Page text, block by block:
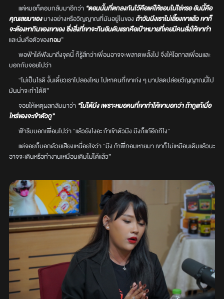
แต่หมอก็ตอบกลับมาอีกว่า “ตอนนั้นที่ตกลงกันไว้คือแค่ให้ชอบไม่ใช่หรอ อันนี้คือ
คุณเลยมาเองบางอย่างหรือวิญญาณที่มันอยู่ในของ ถ้าวันนึงเราไม่เลี้ยงเขาแล้ว เขาก็
จะต้องหากินของเขาเอง ซึ่งสิ่งที่เขาจะกินอันดับแรกคือเป้าหมายที่เคยมีคนสั่งให้เขาทำ
และนั่นคือตัวของทอม”
พอฟ้าได้ฟังมาถึงจุดนี้ ก็รู้สึกว่าเพื่อนอาจจะพลาดพลั้งไป จึงให้โอกาสเพื่อนและ
บอกกับจอยไปว่า
“ไม่เป็นไรดิ งั้นเดี๋ยวเราไปลองไหม ไปหาคนที่เขาเก่ง ๆ มาปลดปล่อยวิญญาณนี้ไป
มันน่าจะทำได้ดิ”
จอยให้เหตุผลกลับมาว่า “ไม่ได้มึง เพราะหมอคนที่เขาทำให้เขาบอกว่า ถ้ากูแก้เมื่อ
ไหร่ของจะเข้าตัวกู”
ฟ้ารีบบอกเพื่อนไปว่า “แล้วยังไงอะ ถ้าเข้าตัวมึง มึงก็แก้อีกทีไง”
แต่จอยก็บอกด้วยเสียงเหนื่อยใจว่า “มึง ถ้าพี่ทอมหายมา เขาก็ไม่เหมือนเดิมแล้วนะ
อาจจะเดินหรือทำงานเหมือนเดิมไม่ได้แล้ว”